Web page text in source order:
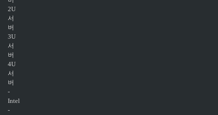
2U
서
버
3U
서
버
4U
서
버
-
Intel
-